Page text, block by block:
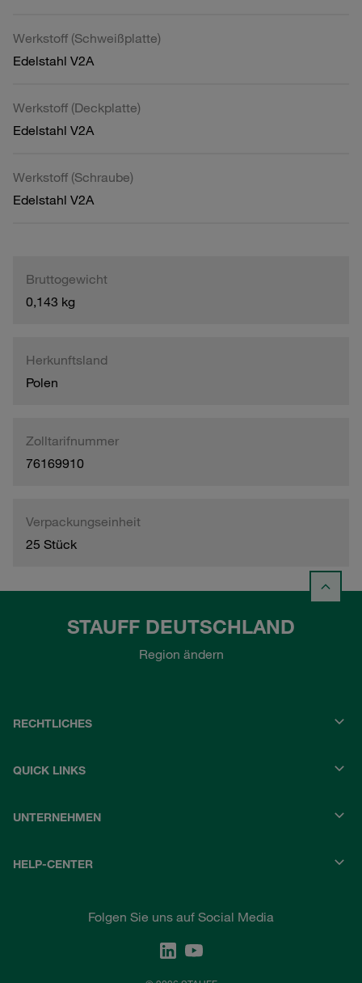
Werkstoff (Schweißplatte)
Edelstahl V2A
Werkstoff (Deckplatte)
Edelstahl V2A
Werkstoff (Schraube)
Edelstahl V2A
Bruttogewicht
0,143 kg
Herkunftsland
Polen
Zolltarifnummer
76169910
Verpackungseinheit
25 Stück
STAUFF DEUTSCHLAND
Region ändern
RECHTLICHES
QUICK LINKS
UNTERNEHMEN
HELP-CENTER
Folgen Sie uns auf Social Media